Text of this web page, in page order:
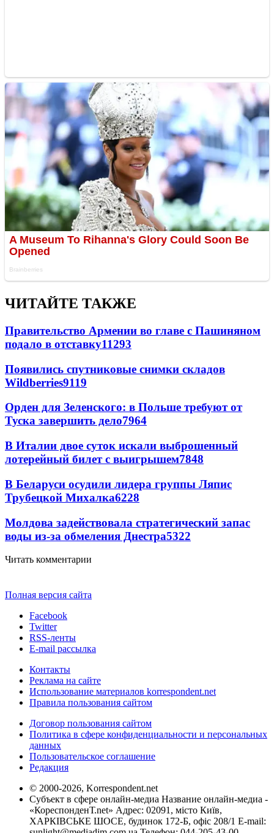
ЧИТАЙТЕ ТАКЖЕ
Правительство Армении во главе с Пашиняном
подало в отставку11293
Появились спутниковые снимки складов
Wildberries9119
Орден для Зеленского: в Польше требуют от
Туска завершить дело7964
В Италии двое суток искали выброшенный
лотерейный билет с выигрышем7848
В Беларуси осудили лидера группы Ляпис
Трубецкой Михалка6228
Молдова задействовала стратегический запас
воды из-за обмеления Днестра5322
Читать комментарии
Полная версия сайта
Facebook
Twitter
RSS-ленты
E-mail рассылка
Контакты
Реклама на сайте
Использование материалов korrespondent.net
Правила пользования сайтом
Договор пользования сайтом
Политика в сфере конфиденциальности и персональных
данных
Пользовательское соглашение
Редакция
© 2000-2026, Korrespondent.net
Субъект в сфере онлайн-медиа Название онлайн-медиа -
«КореспонденТ.net» Адрес: 02091, місто Київ,
ХАРКІВСЬКЕ ШОСЕ, будинок 172-Б, офіс 208/1 E-mail: